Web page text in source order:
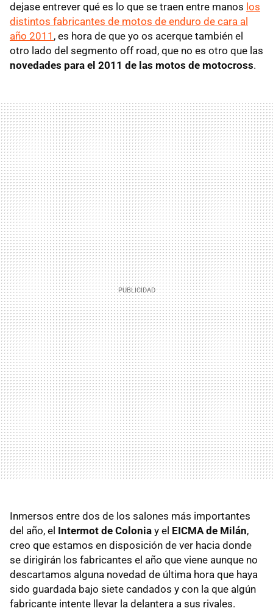
dejase entrever qué es lo que se traen entre manos los
distintos fabricantes de motos de enduro de cara al
año 2011 , es hora de que yo os acerque también el
otro lado del segmento off road, que no es otro que las
novedades para el 2011 de las motos de motocross.
Inmersos entre dos de los salones más importantes
del año, el Intermot de Colonia y el EICMA de Milán,
creo que estamos en disposición de ver hacia donde
se dirigirán los fabricantes el año que viene aunque no
descartamos alguna novedad de última hora que haya
sido guardada bajo siete candados y con la que algún
fabricante intente llevar la delantera a sus rivales.